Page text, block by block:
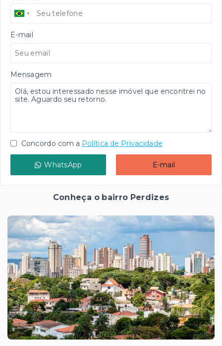
E-mail
Mensagem
Concordo com a Política de Privacidade
WhatsApp E-mail
Conheça o bairro Perdizes